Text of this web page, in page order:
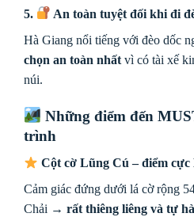
5.
An toàn tuyệt đối khi đi
Hà Giang nổi tiếng với đèo dốc
chọn an toàn nhất vì có tài xế
núi.
Những điểm đến
trình
Cột cờ Lũng Cú – điểm cực
Cảm giác đứng dưới lá cờ rộng
Chải → rất thiêng liêng và tự